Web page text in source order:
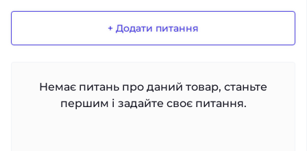
+ Додати питання
Немає питань про даний товар, станьте
першим і задайте своє питання.